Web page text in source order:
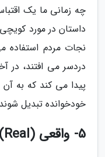
چه زمانی ما یک
داستان در مورد
نجات مردم
دردسر می افتند، در
پیدا می کند که به
خودخوانده تبدیل
5- واقعی (Real)